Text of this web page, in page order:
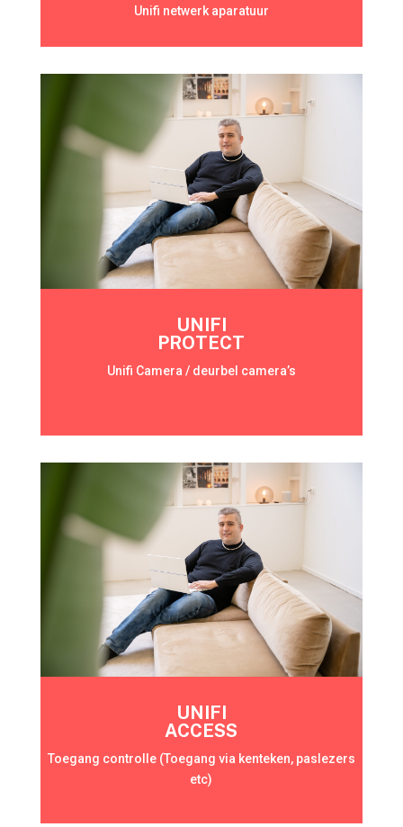
Unifi netwerk aparatuur
UNIFI
PROTECT
Unifi Camera / deurbel camera’s
UNIFI
ACCESS
Toegang controlle (Toegang via kenteken, paslezers
etc)